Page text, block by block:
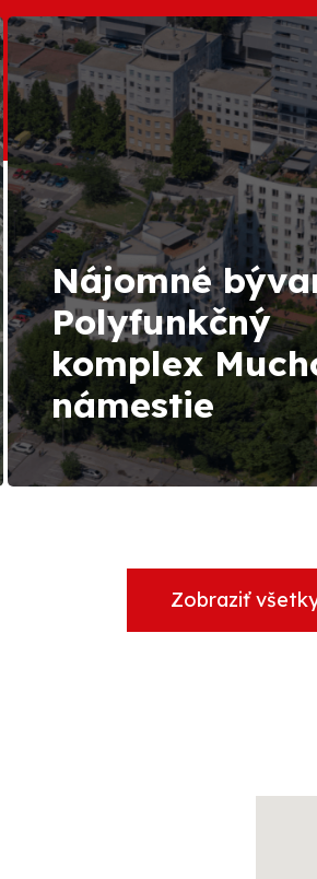
Nájomné
Polyfunkčný
komplex
námestie
Zobraziť